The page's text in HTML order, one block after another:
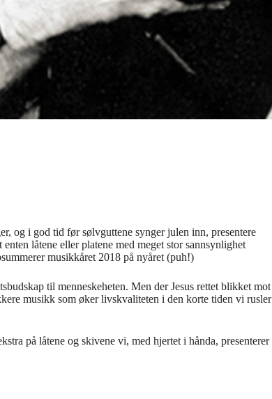
og i god tid før sølvguttene synger julen inn, presentere
låtene eller platene med meget stor sannsynlighet
musikkåret 2018 på nyåret (puh!)
til menneskeheten. Men der Jesus rettet blikket mot
musikk som øker livskvaliteten i den korte tiden vi rusler
på låtene og skivene vi, med hjertet i hånda, presenterer